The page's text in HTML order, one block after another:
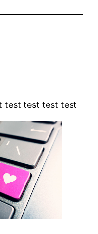
test test test test